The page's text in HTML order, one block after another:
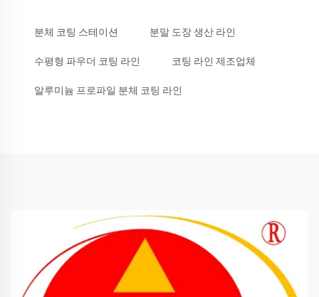
분체 코팅 스테이션 분말 도장 생산 라인
수평형 파우더 코팅 라인 코팅 라인 제조업체
알루미늄 프로파일 분체 코팅 라인